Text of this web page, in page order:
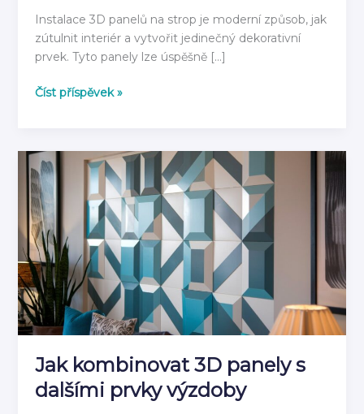
Instalace 3D panelů na strop je moderní způsob, jak
zútulnit interiér a vytvořit jedinečný dekorativní
prvek. Tyto panely lze úspěšně […]
3D
strop:
kompletní
návod
jak
instalovat
2026
Číst příspěvek »
Jak kombinovat 3D panely s
dalšími prvky výzdoby